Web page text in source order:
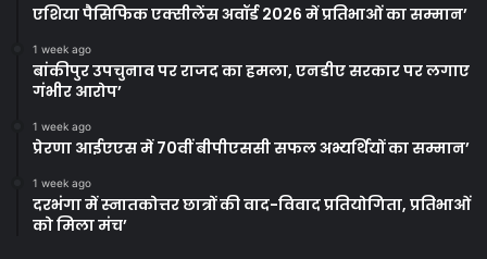
एशिया पैसिफिक एक्सीलेंस अवॉर्ड 2026 में प्रतिभाओं का सम्मान’
1 week ago
बांकीपुर उपचुनाव पर राजद का हमला, एनडीए सरकार पर लगाए
गंभीर आरोप’
1 week ago
प्रेरणा आईएएस में 70वीं बीपीएससी सफल अभ्यर्थियों का सम्मान’
1 week ago
दरभंगा में स्नातकोत्तर छात्रों की वाद-विवाद प्रतियोगिता, प्रतिभाओं
को मिला मंच’